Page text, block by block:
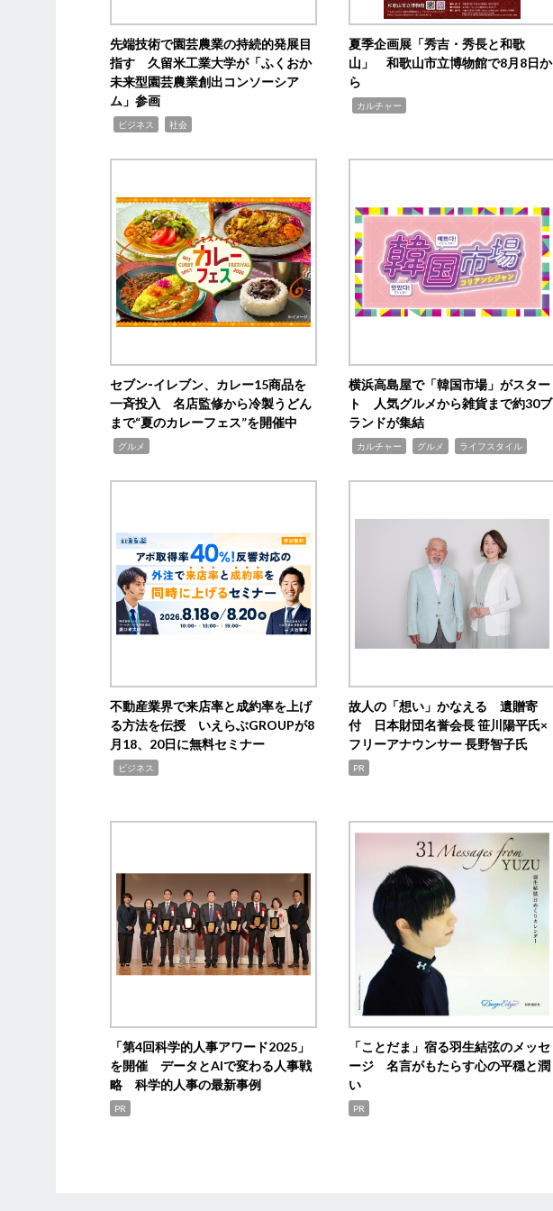
先端技術で園芸農業の持続的発展目
指す 久留米工業大学が「ふくおか
未来型園芸農業創出コンソーシア
ム」参画
ビジネス 社会
夏季企画展「秀吉・秀長と和歌
山」 和歌山市立博物館で8月8日か
ら
カルチャー
セブン‐イレブン、カレー15商品を
一斉投入 名店監修から冷製うどん
まで“夏のカレーフェス”を開催中
グルメ
横浜高島屋で「韓国市場」がスター
ト 人気グルメから雑貨まで約30ブ
ランドが集結
カルチャー グルメ ライフスタイル
不動産業界で来店率と成約率を上げ
る方法を伝授 いえらぶGROUPが8
月18、20日に無料セミナー
ビジネス
故人の「想い」かなえる 遺贈寄
付 日本財団名誉会長 笹川陽平氏×
フリーアナウンサー 長野智子氏
PR
「第4回科学的人事アワード2025」
を開催 データとAIで変わる人事戦
略 科学的人事の最新事例
PR
「ことだま」宿る羽生結弦のメッセ
ージ 名言がもたらす心の平穏と潤
い
PR